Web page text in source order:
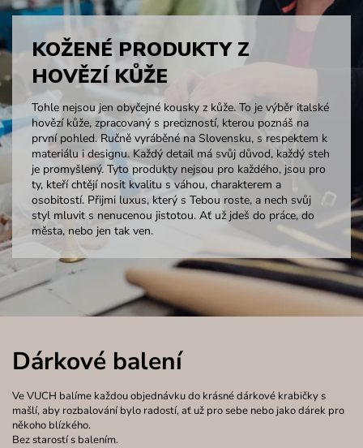
KOŽENÉ PRODUKTY Z
HOVĚZÍ KŮŽE
Tohle nejsou jen obyčejné kousky z kůže. To je výběr italské
hovězí kůže, zpracovaný s precizností, kterou poznáš na
první pohled. Ručně vyráběné na Slovensku, s respektem k
materiálu i designu. Každý detail má svůj důvod, každý steh
je promyšlený. Tyto produkty nejsou pro každého, jsou pro
ty, kteří chtějí nosit kvalitu s váhou, charakterem a
osobitostí. Přijmi luxus, který s Tebou roste, a nech svůj
styl mluvit s nenucenou jistotou. Ať už jdeš do práce, do
města, nebo jen tak ven.
Dárkové balení
Ve VUCH balíme každou objednávku do krásné dárkové krabičky s
mašlí, aby rozbalování bylo radostí, ať už pro sebe nebo jako dárek pro
někoho blízkého.
Bez starostí s balením.